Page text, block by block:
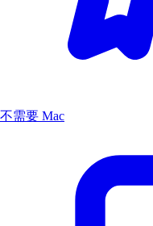
不需要 Mac